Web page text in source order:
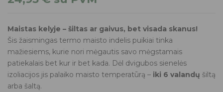
Maistas kelyje – šiltas ar gaivus, bet visada skanus!
Šis žaismingas termo maisto indelis puikiai tinka
mažiesiems, kurie nori mėgautis savo mėgstamais
patiekalais bet kur ir bet kada. Dėl dvigubos sienelės
izoliacijos jis palaiko maisto temperatūrą – iki 6 valandų šiltą
arba šaltą.